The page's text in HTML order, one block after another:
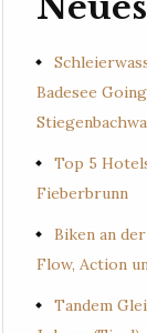
Badesee
Top 5
Fieberbrunn
Biken an
Flow, Action
Tandem